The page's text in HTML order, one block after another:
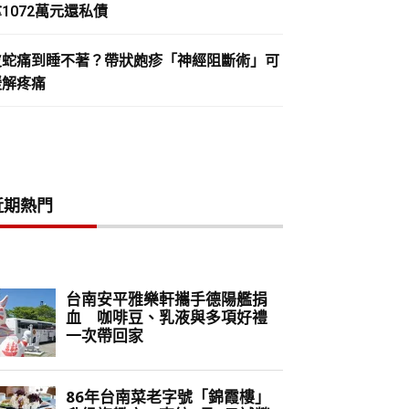
萬元還私債
痛到睡不著？帶狀皰疹「神經阻斷術」可
疼痛
熱門